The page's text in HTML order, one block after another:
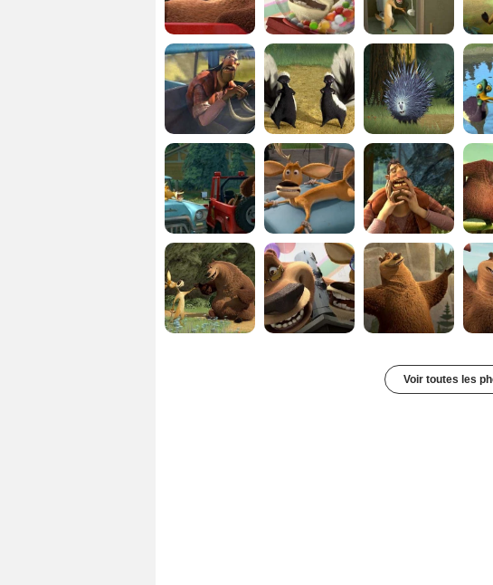
Voir toutes les